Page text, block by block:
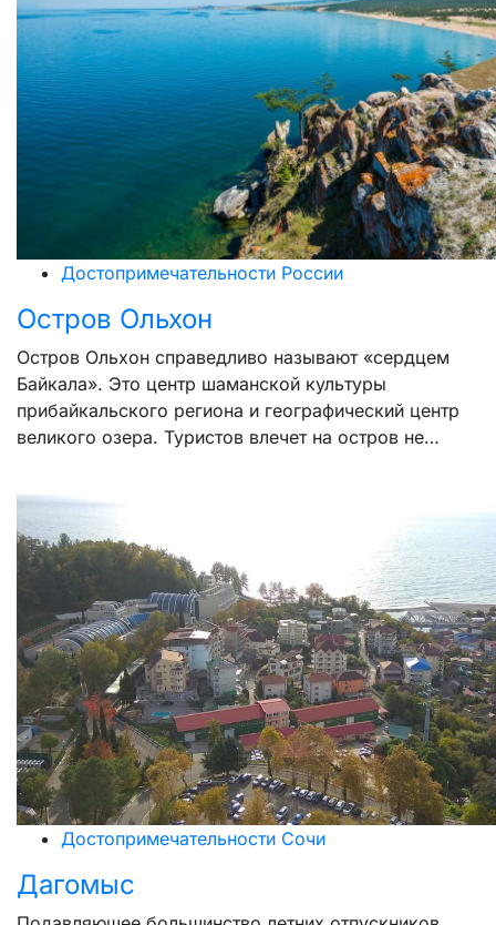
Достопримечательности России
Остров Ольхон
Остров Ольхон справедливо называют «сердцем
Байкала». Это центр шаманской культуры
прибайкальского региона и географический центр
великого озера. Туристов влечет на остров не…
Достопримечательности Сочи
Дагомыс